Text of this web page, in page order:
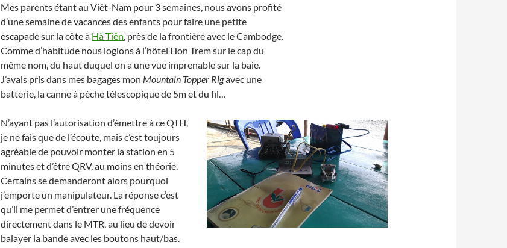
Mes parents étant au Viêt-Nam pour 3 semaines, nous avons profité
d’une semaine de vacances des enfants pour faire une petite
escapade sur la côte à Hà Tiên , près de la frontière avec le Cambodge.
Comme d’habitude nous logions à l’hôtel Hon Trem sur le cap du
même nom, du haut duquel on a une vue imprenable sur la baie.
J’avais pris dans mes bagages mon Mountain Topper Rigavec une
batterie, la canne à pèche télescopique de 5m et du fil…
N’ayant pas l’autorisation d’émettre à ce QTH,
je ne fais que de l’écoute, mais c’est toujours
agréable de pouvoir monter la station en 5
minutes et d’être QRV, au moins en théorie.
Certains se demanderont alors pourquoi
j’emporte un manipulateur. La réponse c’est
qu’il me permet d’entrer une fréquence
directement dans le MTR, au lieu de devoir
balayer la bande avec les boutons haut/bas.